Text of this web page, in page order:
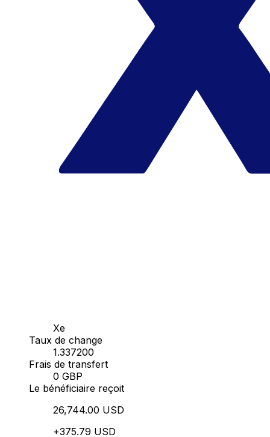
Xe
Taux de change
1.337200
Frais de transfert
0 GBP
Le bénéficiaire reçoit
26,744.00 USD
+375.79 USD